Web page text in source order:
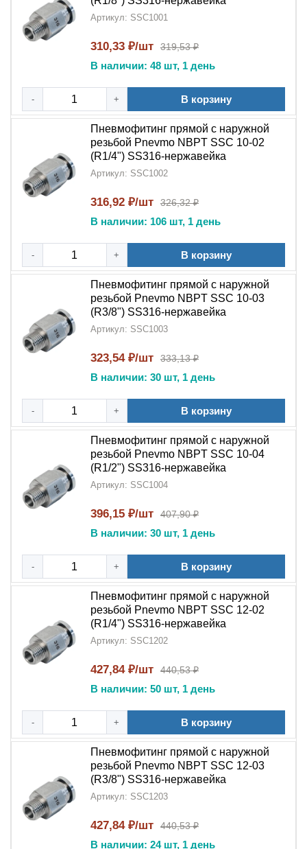
Артикул: SSC1001
310,33 ₽/шт 319,53 ₽
В наличии: 48 шт, 1 день
- + В корзину
Пневмофитинг прямой с наружной
резьбой Pnevmo NBPT SSC 10-02
(R1/4") SS316-нержавейка
Артикул: SSC1002
316,92 ₽/шт 326,32 ₽
В наличии: 106 шт, 1 день
- + В корзину
Пневмофитинг прямой с наружной
резьбой Pnevmo NBPT SSC 10-03
(R3/8") SS316-нержавейка
Артикул: SSC1003
323,54 ₽/шт 333,13 ₽
В наличии: 30 шт, 1 день
- + В корзину
Пневмофитинг прямой с наружной
резьбой Pnevmo NBPT SSC 10-04
(R1/2") SS316-нержавейка
Артикул: SSC1004
396,15 ₽/шт 407,90 ₽
В наличии: 30 шт, 1 день
- + В корзину
Пневмофитинг прямой с наружной
резьбой Pnevmo NBPT SSC 12-02
(R1/4") SS316-нержавейка
Артикул: SSC1202
427,84 ₽/шт 440,53 ₽
В наличии: 50 шт, 1 день
- + В корзину
Пневмофитинг прямой с наружной
резьбой Pnevmo NBPT SSC 12-03
(R3/8") SS316-нержавейка
Артикул: SSC1203
427,84 ₽/шт 440,53 ₽
В наличии: 24 шт, 1 день